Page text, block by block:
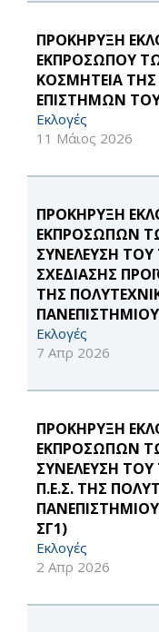
ΠΡΟΚΗΡΥΞΗ
ΕΚΠΡΟΣΩΠΟΥ
ΚΟΣΜΗΤΕΙΑ
ΕΠΙΣΤΗΜΩΝ
Εκλογές
11 Μάιος 2026
ΠΡΟΚΗΡΥΞΗ
ΕΚΠΡΟΣΩΠΩΝ
ΣΥΝΕΛΕΥΣΗ
ΣΧΕΔΙΑΣΗΣ
ΤΗΣ
ΠΑΝΕΠΙΣΤΗΜΙΟΥ
Εκλογές
7 Απρ 2026
ΠΡΟΚΗΡΥΞΗ
ΕΚΠΡΟΣΩΠΩΝ
ΣΥΝΕΛΕΥΣΗ
Π.Ε.Σ. ΤΗΣ
ΣΓ1)
Εκλογές
2 Απρ 2026